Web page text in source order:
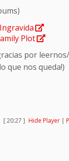
Plot
por
que nos queda!)
[ 20:27 ] Hide Player |